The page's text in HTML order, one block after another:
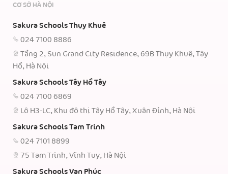
CƠ SỞ HÀ NỘI
Sakura Schools Thụy Khuê
024 7100 8886
Tầng 2, Sun Grand City Residence, 69B Thụy Khuê, Tây
Hồ, Hà Nội
Sakura Schools Tây Hồ Tây
024 7100 6869
Lô H3-LC, Khu đô thị Tây Hồ Tây, Xuân Đỉnh, Hà Nội
Sakura Schools Tam Trinh
024 7101 8899
75 Tam Trinh, Vĩnh Tuy, Hà Nội
Sakura Schools Vạn Phúc